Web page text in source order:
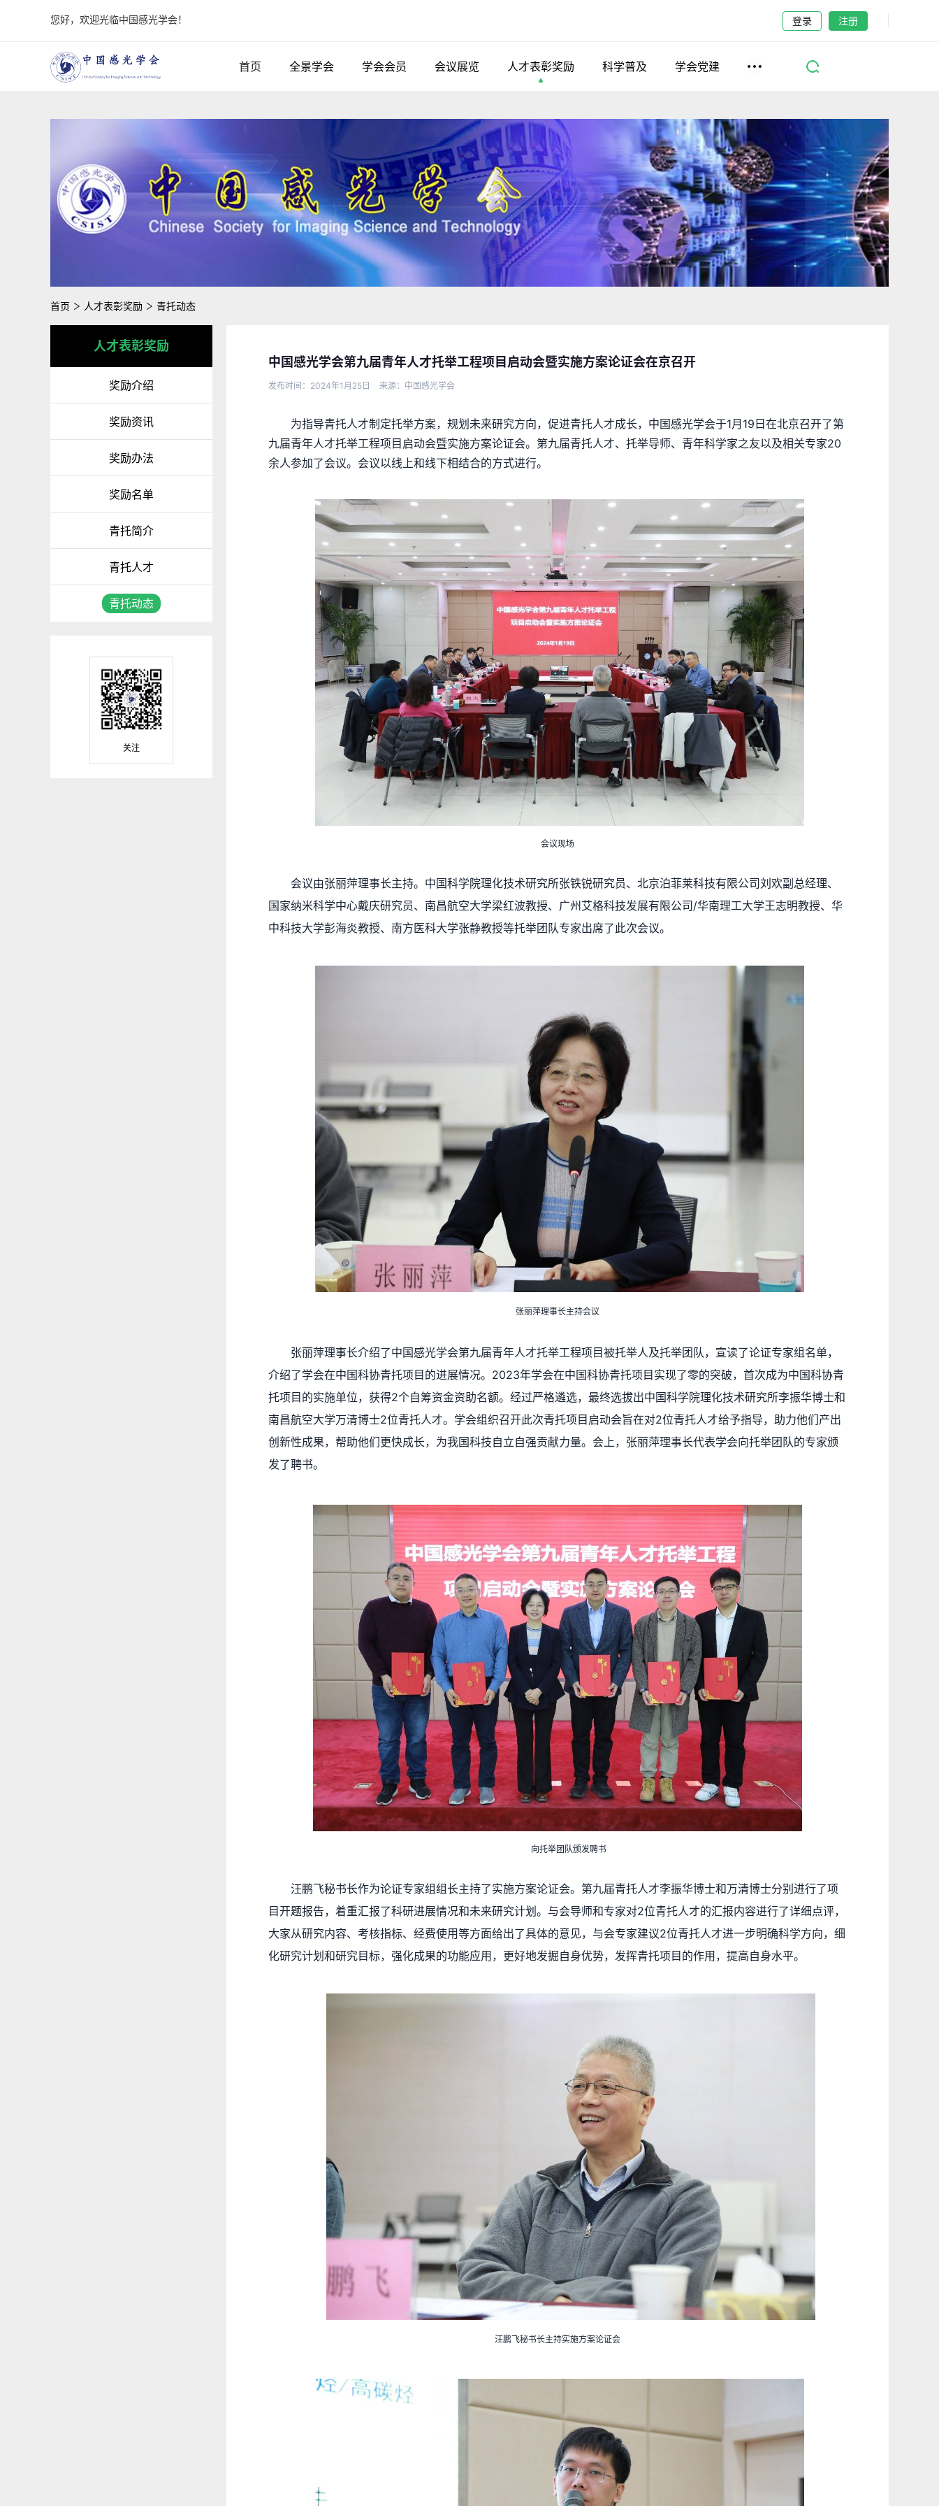
您好，欢迎光临中国感光学会！ 登录 注册
首页 全景学会 学会会员 会议展览 人才表彰奖励 科学普及 学会党建
首页 人才表彰奖励 青托动态
人才表彰奖励
奖励介绍
奖励资讯
奖励办法
奖励名单
青托简介
青托人才
青托动态
关注
中国感光学会第九届青年人才托举工程项目启动会暨实施方案论证会在京召开
发布时间：2024年1月25日 来源：中国感光学会
为指导青托人才制定托举方案，规划未来研究方向，促进青托人才成长，中国感光学会于1月19日在北京召开了第
九届青年人才托举工程项目启动会暨实施方案论证会。第九届青托人才、托举导师、青年科学家之友以及相关专家20
余人参加了会议。会议以线上和线下相结合的方式进行。
会议现场
会议由张丽萍理事长主持。中国科学院理化技术研究所张铁锐研究员、北京泊菲莱科技有限公司刘欢副总经理、
国家纳米科学中心戴庆研究员、南昌航空大学梁红波教授、广州艾格科技发展有限公司/华南理工大学王志明教授、华
中科技大学彭海炎教授、南方医科大学张静教授等托举团队专家出席了此次会议。
张丽萍理事长主持会议
张丽萍理事长介绍了中国感光学会第九届青年人才托举工程项目被托举人及托举团队，宣读了论证专家组名单，
介绍了学会在中国科协青托项目的进展情况。2023年学会在中国科协青托项目实现了零的突破，首次成为中国科协青
托项目的实施单位，获得2个自筹资金资助名额。经过严格遴选，最终选拔出中国科学院理化技术研究所李振华博士和
南昌航空大学万清博士2位青托人才。学会组织召开此次青托项目启动会旨在对2位青托人才给予指导，助力他们产出
创新性成果，帮助他们更快成长，为我国科技自立自强贡献力量。会上，张丽萍理事长代表学会向托举团队的专家颁
发了聘书。
向托举团队颁发聘书
汪鹏飞秘书长作为论证专家组组长主持了实施方案论证会。第九届青托人才李振华博士和万清博士分别进行了项
目开题报告，着重汇报了科研进展情况和未来研究计划。与会导师和专家对2位青托人才的汇报内容进行了详细点评，
大家从研究内容、考核指标、经费使用等方面给出了具体的意见，与会专家建议2位青托人才进一步明确科学方向，细
化研究计划和研究目标，强化成果的功能应用，更好地发掘自身优势，发挥青托项目的作用，提高自身水平。
汪鹏飞秘书长主持实施方案论证会